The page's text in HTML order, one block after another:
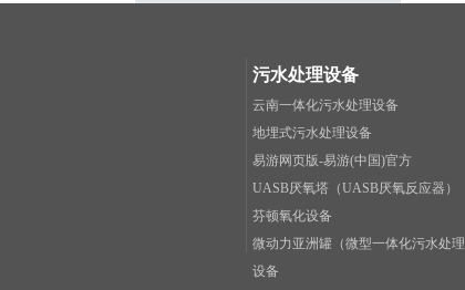
污水处理设备
云南一体化污水处理设备
地埋式污水处理设备
易游网页版-易游(中国)官方
UASB厌氧塔（UASB厌氧反应器）
芬顿氧化设备
微动力亚洲罐（微型一体化污水处理
设备